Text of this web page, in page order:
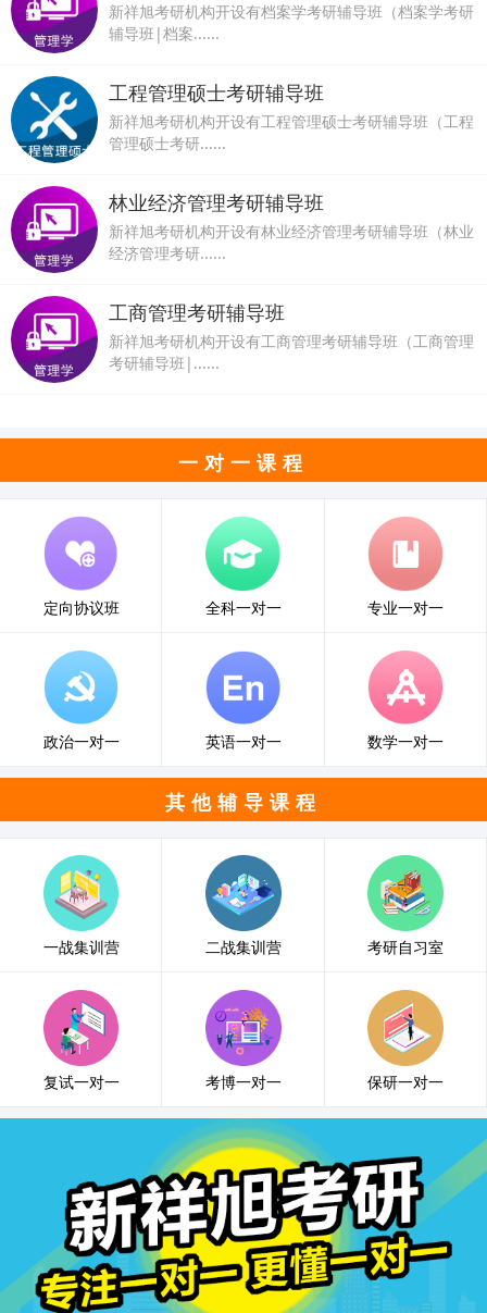
新祥旭考研机构开设有档案学考研辅导班（档案学考研
辅导班|档案......
工程管理硕士考研辅导班
新祥旭考研机构开设有工程管理硕士考研辅导班（工程
管理硕士考研......
林业经济管理考研辅导班
新祥旭考研机构开设有林业经济管理考研辅导班（林业
经济管理考研......
工商管理考研辅导班
新祥旭考研机构开设有工商管理考研辅导班（工商管理
考研辅导班|......
一对一课程
定向协议班 全科一对一 专业一对一
政治一对一 英语一对一 数学一对一
其他辅导课程
一战集训营 二战集训营 考研自习室
复试一对一 考博一对一 保研一对一